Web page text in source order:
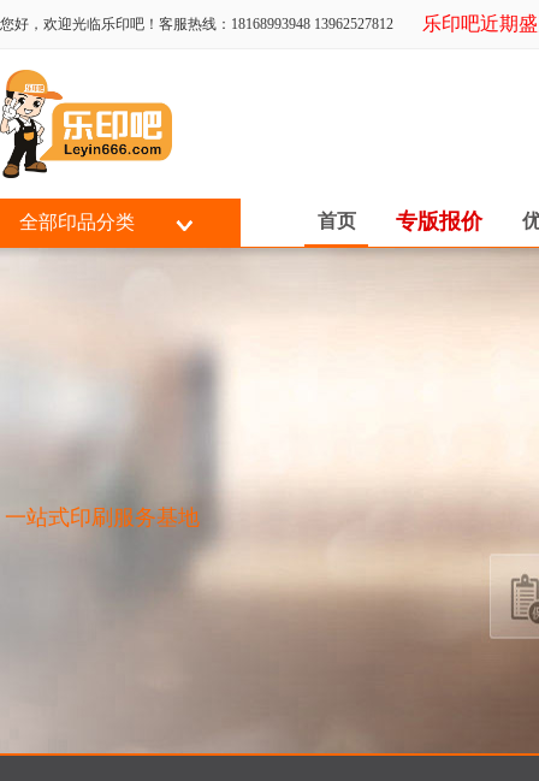
您好，欢迎光临乐印吧！客服热线：18168993948 13962527812 乐印吧近期盛
全部印品分类 首页 专版报价
一站式印刷服务基地